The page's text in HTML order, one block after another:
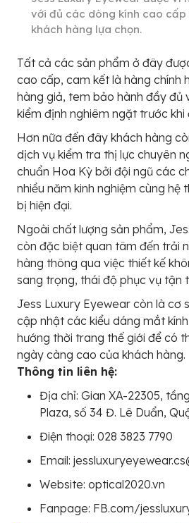
với đủ các dòng kính cao cấp
khách hàng lựa chọn.
Tất cả các sản phẩm ở đây
cao cấp, cam kết là hàng chính
hàng giả, tem bảo hành đầy đủ
kiểm định nghiêm ngặt trước khi
Hơn nữa đến đây khách hàng
dịch vụ kiểm tra thị lực chuyên
chuẩn Hoa Kỳ bởi đội ngũ các
nhiều năm kinh nghiệm cùng
bị hiện đại.
Ngoài chất lượng sản phẩm,
còn đặc biệt quan tâm đến trải
hàng thông qua việc thiết kế
sang trọng, thái độ phục vụ tận
Jess Luxury Eyewear còn là cơ
cập nhật các kiểu dáng mắt
hướng thời trang thế giới để có
ngày càng cao của khách hàng.
Thông tin liên hệ:
Địa chỉ: Gian XA-22305,
Plaza, số 34 Đ. Lê Duẩn,
Điện thoại: 028 3823 7790
Email:
Website: optical2020.vn
Fanpage: FB.com/